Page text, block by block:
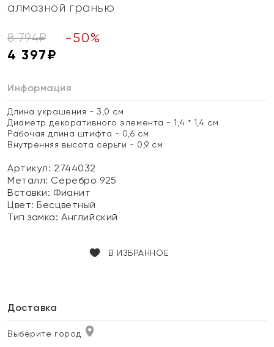
алмазной гранью
8 794₽ -50%
4 397₽
Информация
Длина украшения - 3,0 см
Диаметр декоративного элемента - 1,4 * 1,4 см
Рабочая длина штифта - 0,6 см
Внутренняя высота серьги - 0,9 см
Артикул: 2744032
Металл: Серебро 925
Вставки: Фианит
Цвет:Бесцветный
Тип замка:Английский
В ИЗБРАННОЕ
Доставка
Выберите город